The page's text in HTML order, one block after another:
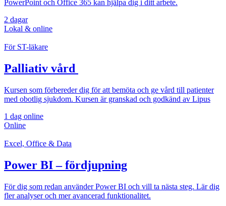
PowerPoint och Office 365 kan hjälpa dig i ditt arbete.
2 dagar
Lokal & online
För ST-läkare
Palliativ vård
Kursen som förbereder dig för att bemöta och ge vård till patienter
med obotlig sjukdom. Kursen är granskad och godkänd av Lipus
1 dag online
Online
Excel, Office & Data
Power BI – fördjupning
För dig som redan använder Power BI och vill ta nästa steg. Lär dig
fler analyser och mer avancerad funktionalitet.